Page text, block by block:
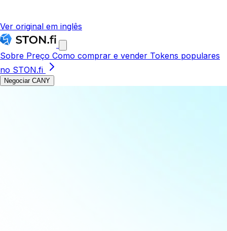
Ver original em inglês
Sobre Preço Como comprar e vender Tokens populares
no STON.fi
Negociar CANY